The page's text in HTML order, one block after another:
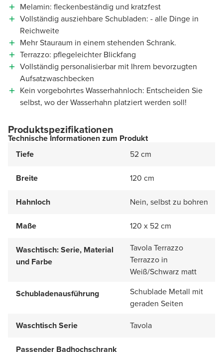
Melamin: fleckenbeständig und kratzfest
Vollständig ausziehbare Schubladen: - alle Dinge in
Reichweite
Mehr Stauraum in einem stehenden Schrank.
Terrazzo: pflegeleichter Blickfang
Vollständig personalisierbar mit Ihrem bevorzugten
Aufsatzwaschbecken
Kein vorgebohrtes Wasserhahnloch: Entscheiden Sie
selbst, wo der Wasserhahn platziert werden soll!
Produktspezifikationen
Technische Informationen zum Produkt
Tiefe
52 cm
Breite 120 cm
Hahnloch Nein, selbst zu bohren
Maße 120 x 52 cm
Waschtisch: Serie, Material
und Farbe
Tavola Terrazzo
Terrazzo in
Weiß/Schwarz matt
Schubladenausführung
Schublade Metall mit
geraden Seiten
Waschtisch Serie
Tavola
Passender Badhochschrank